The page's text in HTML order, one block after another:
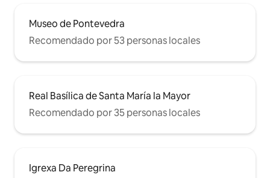
Museo de Pontevedra
Recomendado por 53 personas locales
Real Basílica de Santa María la Mayor
Recomendado por 35 personas locales
Igrexa Da Peregrina